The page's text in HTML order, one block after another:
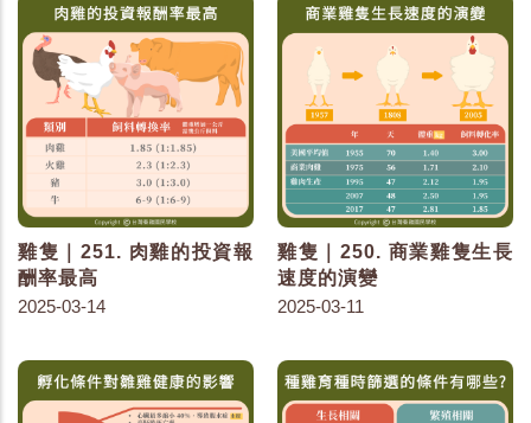
雞隻｜251. 肉雞的投資報
酬率最高
2025-03-14
雞隻｜250. 商業雞隻生長
速度的演變
2025-03-11